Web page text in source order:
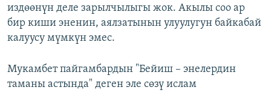
издөөнүн деле зарылчылыгы жок. Акылы соо ар
бир киши эненин, аялзатынын улуулугун байкабай
калуусу мүмкүн эмес.
Мукамбет пайгамбардын "Бейиш – энелердин
таманы астында" деген эле сөзү ислам